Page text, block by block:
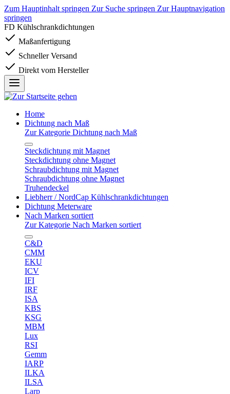
Zum Hauptinhalt springen Zur Suche springen Zur Hauptnavigation
springen
FD Kühlschrankdichtungen
Maßanfertigung
Schneller Versand
Direkt vom Hersteller
Home
Dichtung nach Maß
Zur Kategorie Dichtung nach Maß
Steckdichtung mit Magnet
Steckdichtung ohne Magnet
Schraubdichtung mit Magnet
Schraubdichtung ohne Magnet
Truhendeckel
Liebherr / NordCap Kühlschrankdichtungen
Dichtung Meterware
Nach Marken sortiert
Zur Kategorie Nach Marken sortiert
C&D
CMM
EKU
ICV
IFI
IRF
ISA
KBS
KSG
MBM
Lux
RSI
Gemm
IARP
ILKA
ILSA
Larp